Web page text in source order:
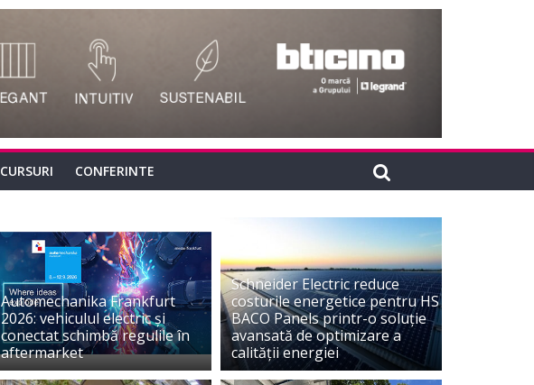
CURSURI CONFERINTE
Automechanika Frankfurt
2026: vehiculul electric și
conectat schimbă regulile în
aftermarket
Schneider Electric reduce
costurile energetice pentru HS
BACO Panels printr-o soluție
avansată de optimizare a
calității energiei